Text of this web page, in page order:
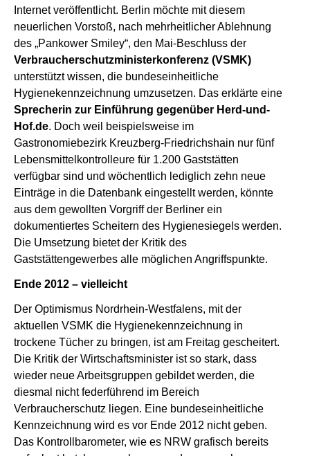
Internet veröffentlicht. Berlin möchte mit diesem
neuerlichen Vorstoß, nach mehrheitlicher Ablehnung
des „Pankower Smiley“, den Mai-Beschluss der
Verbraucherschutzministerkonferenz (VSMK)
unterstützt wissen, die bundeseinheitliche
Hygienekennzeichnung umzusetzen. Das erklärte eine
Sprecherin zur Einführung gegenüber Herd-und-
Hof.de. Doch weil beispielsweise im
Gastronomiebezirk Kreuzberg-Friedrichshain nur fünf
Lebensmittelkontrolleure für 1.200 Gaststätten
verfügbar sind und wöchentlich lediglich zehn neue
Einträge in die Datenbank eingestellt werden, könnte
aus dem gewollten Vorgriff der Berliner ein
dokumentiertes Scheitern des Hygienesiegels werden.
Die Umsetzung bietet der Kritik des
Gaststättengewerbes alle möglichen Angriffspunkte.
Ende 2012 – vielleicht
Der Optimismus Nordrhein-Westfalens, mit der
aktuellen VSMK die Hygienekennzeichnung in
trockene Tücher zu bringen, ist am Freitag gescheitert.
Die Kritik der Wirtschaftsminister ist so stark, dass
wieder neue Arbeitsgruppen gebildet werden, die
diesmal nicht federführend im Bereich
Verbraucherschutz liegen. Eine bundeseinheitliche
Kennzeichnung wird es vor Ende 2012 nicht geben.
Das Kontrollbarometer, wie es NRW grafisch bereits